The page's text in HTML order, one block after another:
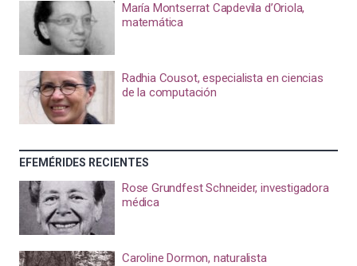
María Montserrat Capdevila d’Oriola,
matemática
Radhia Cousot, especialista en ciencias
de la computación
EFEMÉRIDES RECIENTES
Rose Grundfest Schneider, investigadora
médica
Caroline Dormon, naturalista